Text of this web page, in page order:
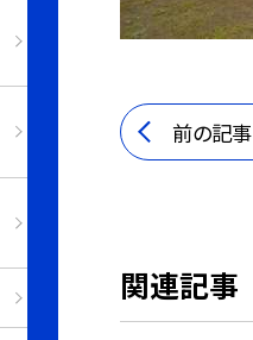
前の記事
関連記事